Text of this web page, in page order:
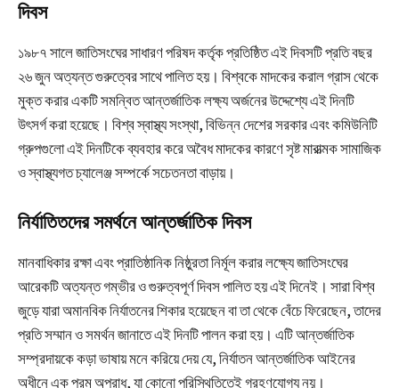
দিবস
১৯৮৭ সালে জাতিসংঘের সাধারণ পরিষদ কর্তৃক প্রতিষ্ঠিত এই দিবসটি প্রতি বছর
২৬ জুন অত্যন্ত গুরুত্বের সাথে পালিত হয়। বিশ্বকে মাদকের করাল গ্রাস থেকে
মুক্ত করার একটি সমন্বিত আন্তর্জাতিক লক্ষ্য অর্জনের উদ্দেশ্যে এই দিনটি
উৎসর্গ করা হয়েছে। বিশ্ব স্বাস্থ্য সংস্থা, বিভিন্ন দেশের সরকার এবং কমিউনিটি
গ্রুপগুলো এই দিনটিকে ব্যবহার করে অবৈধ মাদকের কারণে সৃষ্ট মারাত্মক সামাজিক
ও স্বাস্থ্যগত চ্যালেঞ্জ সম্পর্কে সচেতনতা বাড়ায়।
নির্যাতিতদের সমর্থনে আন্তর্জাতিক দিবস
মানবাধিকার রক্ষা এবং প্রাতিষ্ঠানিক নিষ্ঠুরতা নির্মূল করার লক্ষ্যে জাতিসংঘের
আরেকটি অত্যন্ত গম্ভীর ও গুরুত্বপূর্ণ দিবস পালিত হয় এই দিনেই। সারা বিশ্ব
জুড়ে যারা অমানবিক নির্যাতনের শিকার হয়েছেন বা তা থেকে বেঁচে ফিরেছেন, তাদের
প্রতি সম্মান ও সমর্থন জানাতে এই দিনটি পালন করা হয়। এটি আন্তর্জাতিক
সম্প্রদায়কে কড়া ভাষায় মনে করিয়ে দেয় যে, নির্যাতন আন্তর্জাতিক আইনের
অধীনে এক পরম অপরাধ, যা কোনো পরিস্থিতিতেই গ্রহণযোগ্য নয়।